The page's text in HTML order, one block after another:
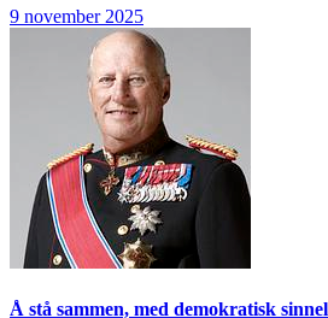
9 november 2025
Å stå sammen, med demokratisk